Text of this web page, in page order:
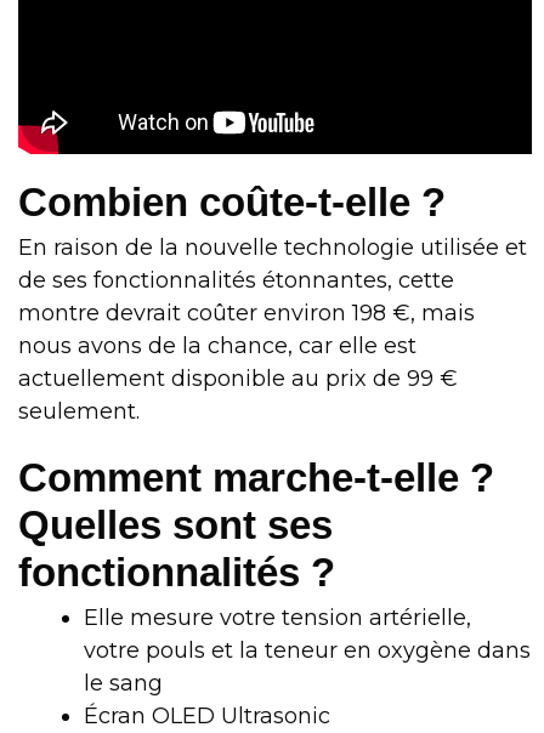
Combien coûte-t-elle ?
En raison de la nouvelle technologie utilisée et
de ses fonctionnalités étonnantes, cette
montre devrait coûter environ 198 €, mais
nous avons de la chance, car elle est
actuellement disponible au prix de 99 €
seulement.
Comment marche-t-elle ?
Quelles sont ses
fonctionnalités ?
Elle mesure votre tension artérielle,
votre pouls et la teneur en oxygène dans
le sang
Écran OLED Ultrasonic